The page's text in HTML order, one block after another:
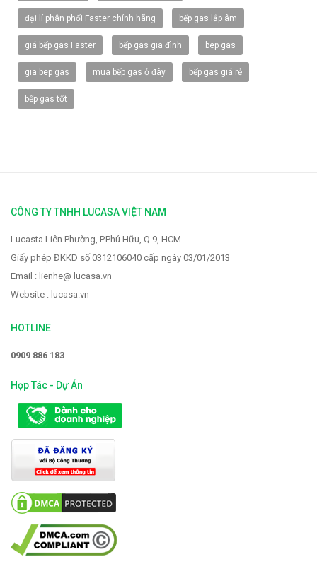
đại lí phân phối Faster chính hãng bếp gas lắp âm
giá bếp gas Faster bếp gas gia đình bep gas
gia bep gas mua bếp gas ở đây bếp gas giá rẻ
bếp gas tốt
CÔNG TY TNHH LUCASA VIỆT NAM
Lucasta Liên Phường, P.Phú Hữu, Q.9, HCM
Giấy phép ĐKKD số 0312106040 cấp ngày 03/01/2013
Email : lienhe@ lucasa.vn
Website : lucasa.vn
HOTLINE
0909 886 183
Hợp Tác - Dự Án